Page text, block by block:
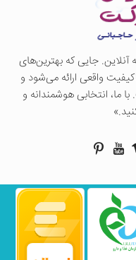
آنلاین. جایی که بهترین‌های
واقعی ارائه می‌شود و
ما، انتخابی هوشمندانه و